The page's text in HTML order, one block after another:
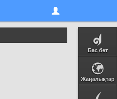
Бас бет
Жаңалықтар